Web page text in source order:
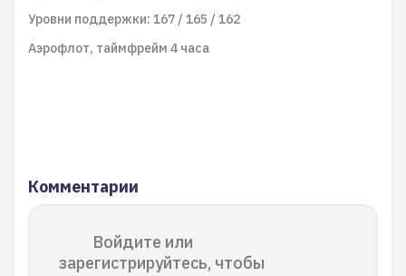
Уровни поддержки: 167 / 165 / 162
Аэрофлот, таймфрейм 4 часа
Комментарии
Войдите или
зарегистрируйтесь, чтобы